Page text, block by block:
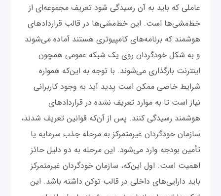
عاملی که باید به آن رسیدگی شود تعریف مجموعه‌ای از
خط‌مشی‌ها است. این خط‌مشی‌ها در قالب قراردادهای
هوشمند که برنامه‌های کامپیوتری هستند آماده می‌شوند
و به شکل خودگردان روی یک شبکه عمومی همچون
اینترنت بارگذاری می‌شوند. با توجه به این‌که همواره
شرایط خاصی ممکن است پدید آید به وجود کاربرانی
نیاز است تا به موارد تعریف نشده در قراردادهای
هوشمند رسیدگی کنند. پس از آن‌که قوانین تعریف شدند،
سازمان خودگردان غیرمتمرکز به مرحله جذب سرمایه یا
تأمین بودجه وارد می‌شود. این مرحله به دو دلیل حائز
اهمیت است. اول این‌که، سازمان خودگردان غیرمتمرکز
باید دارایی‌های داخلی در قالب توکن داشته باشد. این